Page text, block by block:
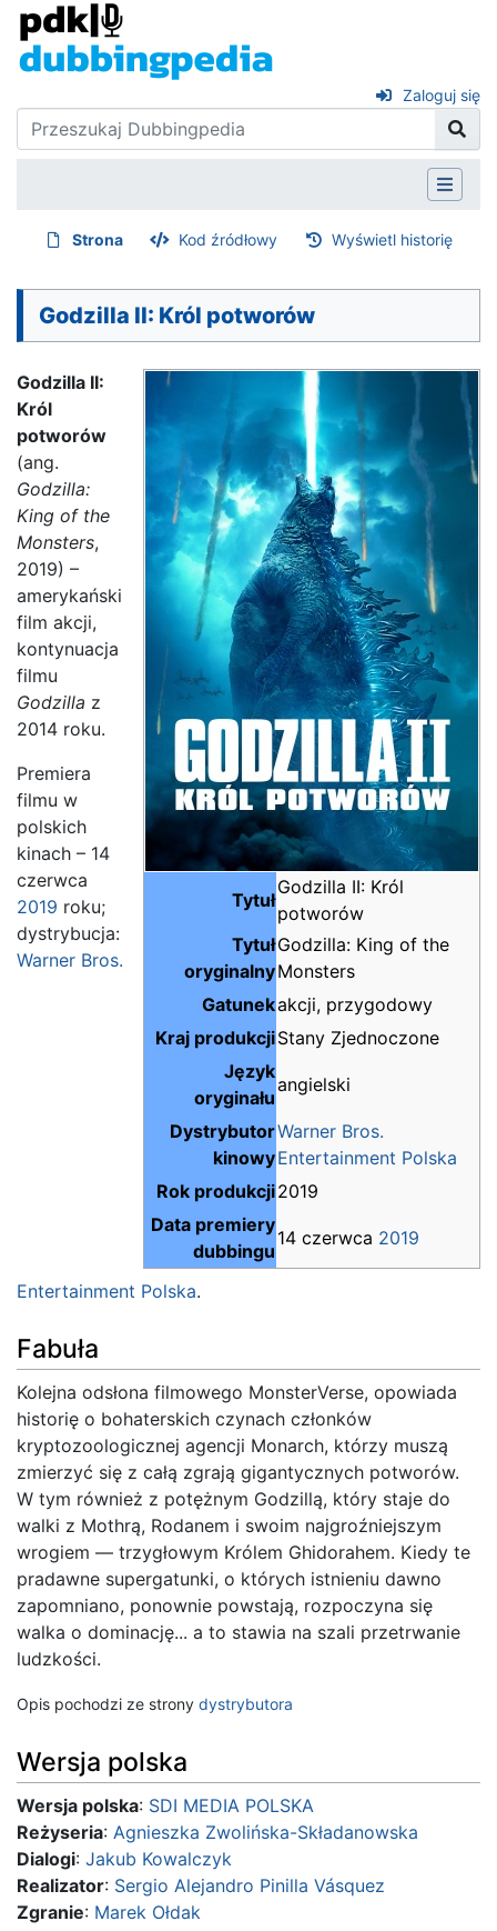
Zaloguj się
Strona Kod źródłowy Wyświetl historię
Godzilla II: Król potworów
Tytuł
Godzilla II: Król
potworów
Tytuł
oryginalny
Godzilla: King of the
Monsters
Gatunekakcji, przygodowy
Kraj produkcjiStany Zjednoczone
Język
oryginału
angielski
Dystrybutor
kinowy
Warner Bros.
Entertainment Polska
Rok produkcji2019
Data premiery
dubbingu
14 czerwca 2019
Godzilla II:
Król
potworów
(ang.
Godzilla:
King of the
Monsters,
2019) –
amerykański
film akcji,
kontynuacja
filmu
Godzilla z
2014 roku.
Premiera
filmu w
polskich
kinach – 14
czerwca
2019 roku;
dystrybucja:
Warner Bros.
Entertainment Polska.
Fabuła
Kolejna odsłona filmowego MonsterVerse, opowiada
historię o bohaterskich czynach członków
kryptozoologicznej agencji Monarch, którzy muszą
zmierzyć się z całą zgrają gigantycznych potworów.
W tym również z potężnym Godzillą, który staje do
walki z Mothrą, Rodanem i swoim najgroźniejszym
wrogiem — trzygłowym Królem Ghidorahem. Kiedy te
pradawne supergatunki, o których istnieniu dawno
zapomniano, ponownie powstają, rozpoczyna się
walka o dominację... a to stawia na szali przetrwanie
ludzkości.
Opis pochodzi ze strony dystrybutora
Wersja polska
Wersja polska: SDI MEDIA POLSKA
Reżyseria: Agnieszka Zwolińska-Składanowska
Dialogi: Jakub Kowalczyk
Realizator: Sergio Alejandro Pinilla Vásquez
Zgranie: Marek Ołdak